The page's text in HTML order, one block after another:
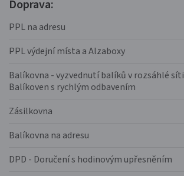
Doprava:
PPL na adresu
PPL výdejní místa a Alzaboxy
Balíkovna - vyzvednutí balíků v rozsáhlé síti
Balíkoven s rychlým odbavením
Zásilkovna
Balíkovna na adresu
DPD - Doručení s hodinovým upřesněním